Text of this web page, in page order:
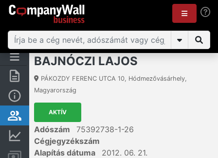
Összegzés
Alap információk
Személyek és tulajdonjog
Számlák és zárolások
BAJNÓCZI LAJOS
PÁKOZDY FERENC UTCA 10, Hódmezővásárhely,
Magyarország
AKTÍV
Adószám
75392738-1-26
Cégjegyzékszám
Alapítás dátuma
2012. 06. 21.